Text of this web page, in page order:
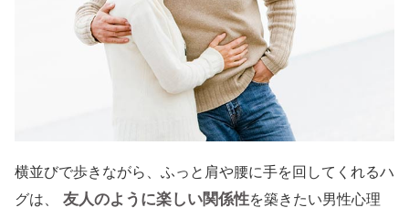
横並びで歩きながら、ふっと肩や腰に手を回してくれるハ
グは、
友人のように楽しい関係性を築きたい男性心理